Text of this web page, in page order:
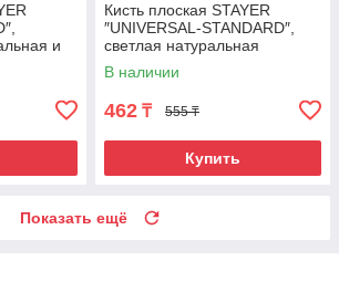
и
Кисть плоская STAYER
″UNIVERSAL-STANDARD″,
светлая натуральная
щетина, деревянная ручка,
75мм
В наличии
462 ₸ 555 ₸
Купить
Показать ещё